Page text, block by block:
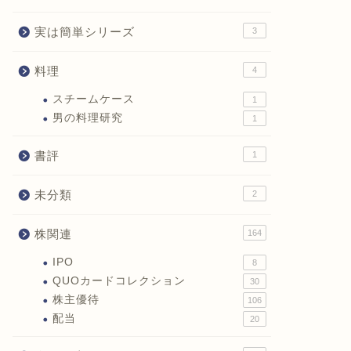
実は簡単シリーズ 3
料理 4
スチームケース 1
男の料理研究 1
書評 1
未分類 2
株関連 164
IPO 8
QUOカードコレクション 30
株主優待 106
配当 20